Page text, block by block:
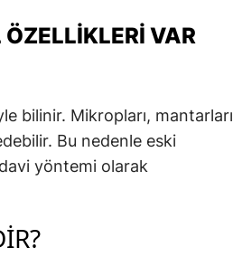
VAR
bilinir. Mikropları, mantarları
Bu nedenle eski
yöntemi olarak